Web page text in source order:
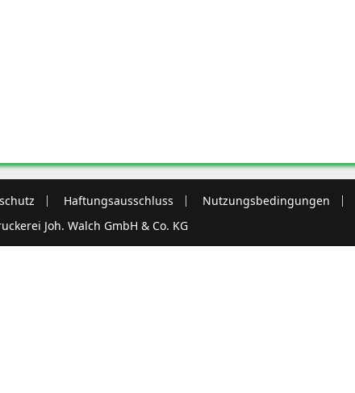
Haftungsausschluss Nutzungsbedingungen
Joh. Walch GmbH & Co. KG